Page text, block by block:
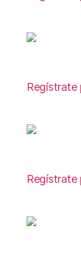
Regístrate
Regístrate